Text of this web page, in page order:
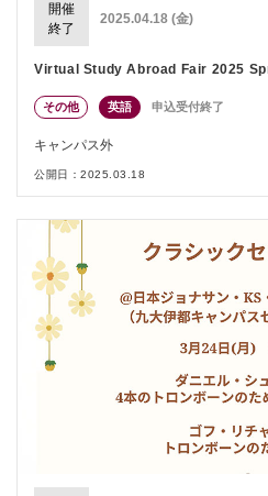
開催
終了
2025.04.18 (金)
Virtual Study Abroad Fair 2025
その他 英語 申込受付終了
キャンパス外
公開日：2025.03.18